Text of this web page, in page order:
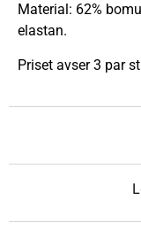
Material: 62%
elastan.
Priset avser 3 par